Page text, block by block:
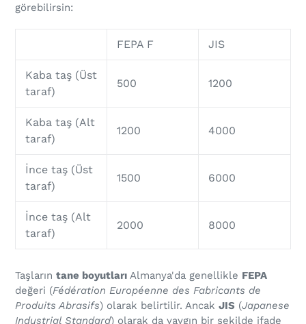
görebilirsin:
FEPA F JIS
Kaba taş (Üst
taraf)
500 1200
Kaba taş (Alt
taraf)
1200 4000
İnce taş (Üst
taraf)
1500 6000
İnce taş (Alt
taraf)
2000 8000
Taşların tane boyutları Almanya'da genellikle FEPA
değeri (Fédération Européenne des Fabricants de
Produits Abrasifs) olarak belirtilir. Ancak JIS (Japanese
Industrial Standard) olarak da yaygın bir şekilde ifade